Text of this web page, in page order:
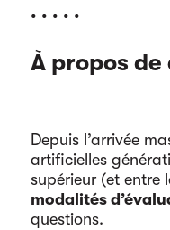
. . . . .
À propos
Depuis l’arrivée
artificielles
supérieur (et entre
modalités
questions.